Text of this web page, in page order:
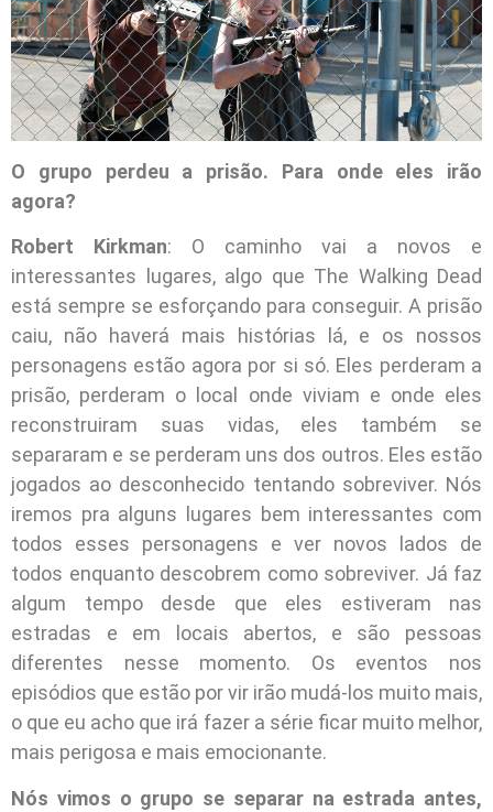
O grupo perdeu a prisão. Para onde eles irão
agora?
Robert Kirkman: O caminho vai a novos e
interessantes lugares, algo que The Walking Dead
está sempre se esforçando para conseguir. A prisão
caiu, não haverá mais histórias lá, e os nossos
personagens estão agora por si só. Eles perderam a
prisão, perderam o local onde viviam e onde eles
reconstruiram suas vidas, eles também se
separaram e se perderam uns dos outros. Eles estão
jogados ao desconhecido tentando sobreviver. Nós
iremos pra alguns lugares bem interessantes com
todos esses personagens e ver novos lados de
todos enquanto descobrem como sobreviver. Já faz
algum tempo desde que eles estiveram nas
estradas e em locais abertos, e são pessoas
diferentes nesse momento. Os eventos nos
episódios que estão por vir irão mudá-los muito mais,
o que eu acho que irá fazer a série ficar muito melhor,
mais perigosa e mais emocionante.
Nós vimos o grupo se separar na estrada antes,